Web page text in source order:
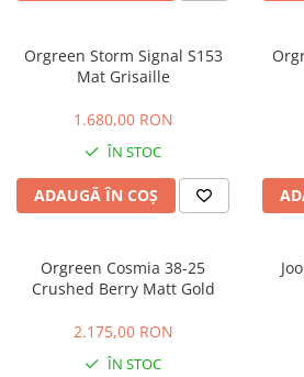
Last Chance %
Last chance %
DIOR
DOLCE GABBANA
FACE A FACE
Orgreen Storm Signal S153
Mat Grisaille
1.680,00 RON
ÎN STOC
ADAUGĂ ÎN COȘ
Orgreen Cosmia 38-25
Crushed Berry Matt Gold
2.175,00 RON
ÎN STOC